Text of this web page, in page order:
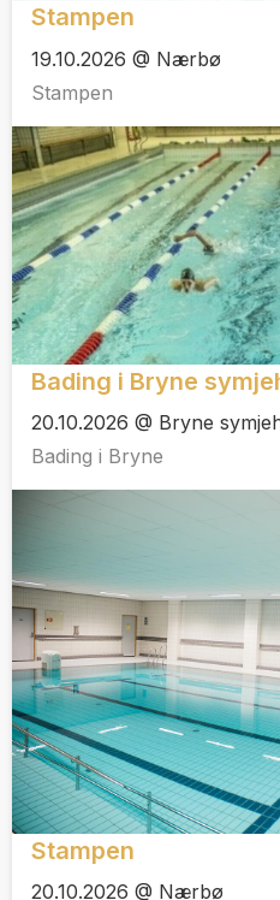
Stampen
19.10.2026 @ Nærbø
Stampen
Bading i Bryne
20.10.2026 @ Bryne
Bading i Bryne
Stampen
20.10.2026 @ Nærbø